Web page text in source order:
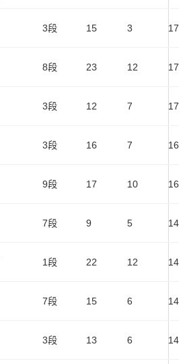
3段 15 3
8段 23 12
3段 12 7
3段 16 7
9段 17 10
7段 9 5
1段 22 12
7段 15 6
3段 13 6